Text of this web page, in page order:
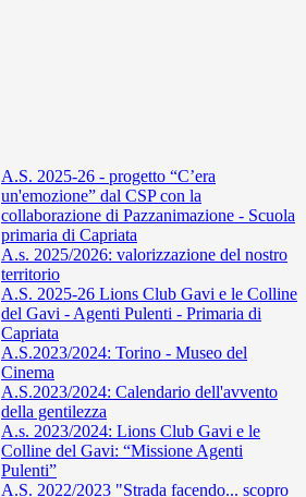
A.S. 2025-26 - progetto “C’era
un'emozione” dal CSP con la
collaborazione di Pazzanimazione - Scuola
primaria di Capriata
A.s. 2025/2026: valorizzazione del nostro
territorio
A.S. 2025-26 Lions Club Gavi e le Colline
del Gavi - Agenti Pulenti - Primaria di
Capriata
A.S.2023/2024: Torino - Museo del
Cinema
A.S.2023/2024: Calendario dell'avvento
della gentilezza
A.s. 2023/2024: Lions Club Gavi e le
Colline del Gavi: “Missione Agenti
Pulenti”
A.S. 2022/2023 "Strada facendo... scopro